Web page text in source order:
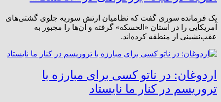
یک فرمانده سوری گفت که نظامیان ارتش سوریه جلوی گشتی‌های
آمریکایی را در استان «الحسکه» گرفته و آن‌ها را مجبور به
عقب‌نشینی از منطقه کرده‌اند.
اردوغان: در ناتو کسی برای مبارزه با
تروریسم در کنار ما نایستاد